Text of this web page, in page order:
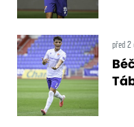
před 2